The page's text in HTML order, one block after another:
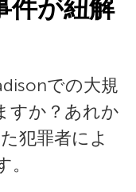
件が紐解
での大規
すか？あれか
犯罪者によ